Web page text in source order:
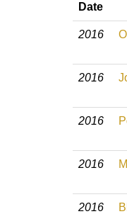
Date
2016
2016
2016
2016
2016